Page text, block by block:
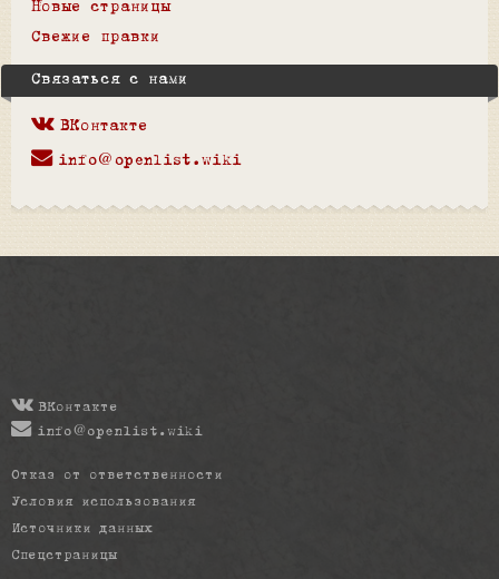
Новые страницы
Свежие правки
Связаться с нами
ВКонтакте
info@openlist.wiki
ВКонтакте
info@openlist.wiki
Отказ от ответственности
Условия использования
Источники данных
Спецстраницы